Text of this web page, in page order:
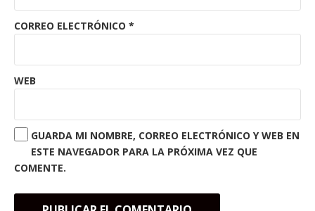
CORREO ELECTRÓNICO *
WEB
GUARDA MI NOMBRE, CORREO ELECTRÓNICO Y WEB EN
ESTE NAVEGADOR PARA LA PRÓXIMA VEZ QUE
COMENTE.